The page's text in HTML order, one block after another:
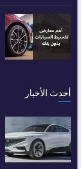
أحدث الأخبار